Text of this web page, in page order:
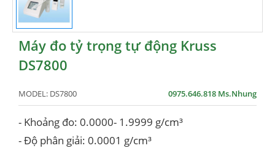
Máy đo tỷ trọng tự động Kruss
DS7800
MODEL: DS7800 0975.646.818 Ms.Nhung
- Khoảng đo: 0.0000- 1.9999 g/cm³
- Độ phân giải: 0.0001 g/cm³